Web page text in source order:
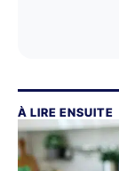
À LIRE ENSUITE